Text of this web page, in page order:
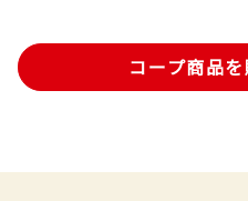
コープ商品